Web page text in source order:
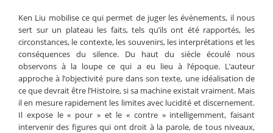
Ken Liu mobilise ce qui permet de juger les évènements, il nous
sert sur un plateau les faits, tels qu’ils ont été rapportés, les
circonstances, le contexte, les souvenirs, les interprétations et les
conséquences du silence. Du haut du siècle écoulé nous
observons à la loupe ce qui a eu lieu à l’époque. L’auteur
approche à l’objectivité pure dans son texte, une idéalisation de
ce que devrait être l’Histoire, si sa machine existait vraiment. Mais
il en mesure rapidement les limites avec lucidité et discernement.
Il expose le « pour » et le « contre » intelligemment, faisant
intervenir des figures qui ont droit à la parole, de tous niveaux,